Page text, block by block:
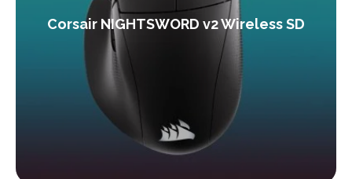
Corsair NIGHTSWORD v2 Wireless SD